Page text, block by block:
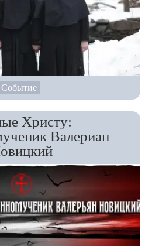
Событие
Христу:
Валериан